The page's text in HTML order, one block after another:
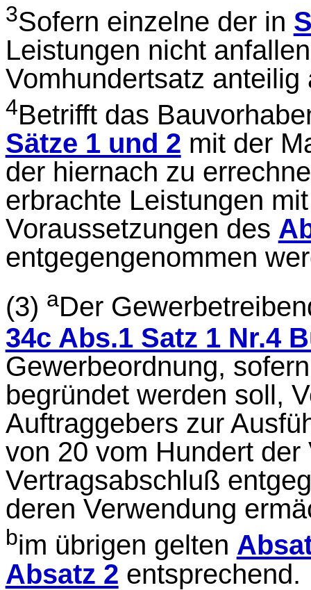
3Sofern einzelne der in
Leistungen nicht
Vomhundertsatz
4Betrifft das
Sätze 1 und 2 mit der
der hiernach zu
erbrachte Leistungen
Voraussetzungen des
entgegengenommen
(3) aDer
34c Abs.1 Satz 1 Nr.4
Gewerbeordnung,
begründet werden soll,
Auftraggebers zur
von 20 vom Hundert
Vertragsabschluß
deren Verwendung
bim übrigen gelten
Absatz 2 entsprechend.